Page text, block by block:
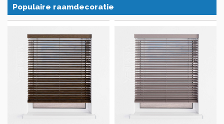
Populaire raamdecoratie